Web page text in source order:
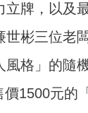
立牌，以及
世彬三位老
風格」的隨
1500元的